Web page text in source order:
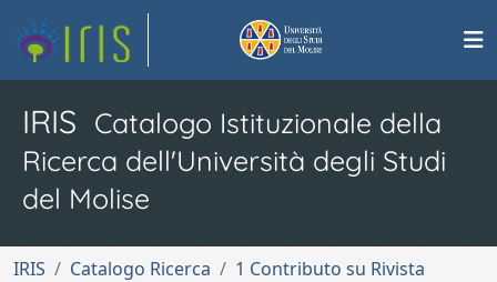
IRIS Catalogo Istituzionale della
Ricerca dell'Università degli Studi
del Molise
IRIS Catalogo Ricerca
1 Contributo su Rivista